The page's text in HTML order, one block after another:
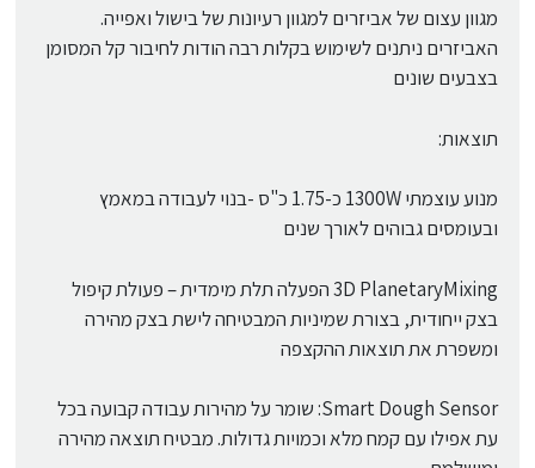
מגוון עצום של אביזרים למגוון רעיונות של בישול ואפייה.
האביזרים ניתנים לשימוש בקלות רבה הודות לחיבור קל המסומן
בצבעים שונים
תוצאות:
מנוע עוצמתי 1300W כ-1.75 כ"ס -בנוי לעבודה במאמץ
ובעומסים גבוהים לאורך שנים
3D PlanetaryMixing הפעלה תלת מימדית – פעולת קיפול
בצק ייחודית, בצורת שמיניות המבטיחה לישת בצק מהירה
ומשפרת את תוצאות ההקצפה
Smart Dough Sensor: שומר על מהירות עבודה קבועה בכל
עת אפילו עם קמח מלא וכמויות גדולות. מבטיח תוצאה מהירה